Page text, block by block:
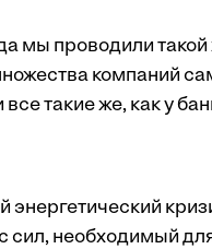
мы проводили такой
компаний
такие же, как у
сил, необходимый